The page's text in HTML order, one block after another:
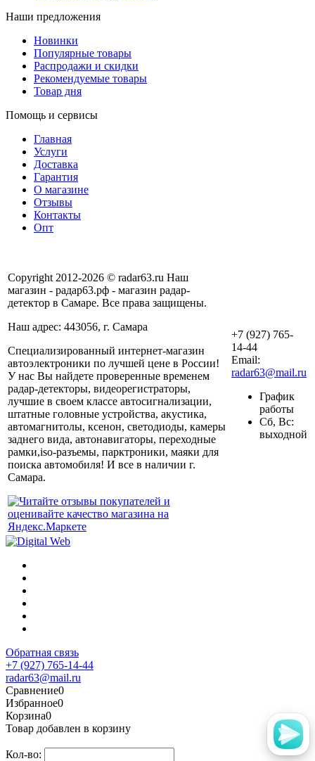
Наши предложения
Новинки
Популярные товары
Распродажи и скидки
Рекомендуемые товары
Товар дня
Помощь и сервисы
Главная
Услуги
Доставка
Гарантия
О магазине
Отзывы
Контакты
Опт
Copyright 2012-2026 © radar63.ru Наш
магазин - радар63.рф - магазин радар-
детектор в Самаре. Все права защищены.
Наш адрес: 443056, г. Самара
Специализированный интернет-магазин
автоэлектроники по лучшей цене в России!
У нас Вы найдете проверенные временем
радар-детекторы, видеорегистраторы,
лучшие в своем классе автосигнализации,
штатные головные устройства, акустика,
автомагнитолы, ксенон, светодиоды, камеры
заднего вида, автонавигаторы, переходные
рамки,iso-разъемы, парктроники, маяки для
поиска автомобиля! И все в наличии г.
Самара.
+7 (927) 765-
14-44
Email:
radar63@mail.ru
График
работы
Сб, Вс:
выходной
Обратная связь
+7 (927) 765-14-44
radar63@mail.ru
Сравнение0
Избранное0
Корзина0
Товар добавлен в корзину
Кол-во: